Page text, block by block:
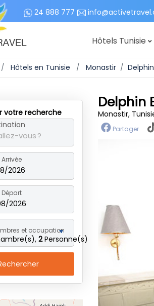
24 888 777
Hôtels Tunisie
Hôtels en Tunisie Monastir
votre recherche
2026
Départ
2026
et occupation
2Personne(s)
Delphin
Monastir,
Partager